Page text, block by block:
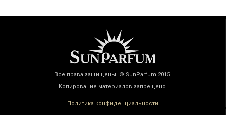
Все права защищены © SunParfum 2015.
Копирование материалов запрещено.
Политика конфиденциальности